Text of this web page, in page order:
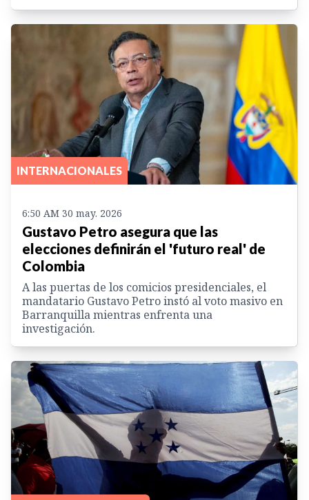
INTERNACIONALES
6:50 AM 30 may. 2026
Gustavo Petro asegura que las
elecciones definirán el 'futuro real' de
Colombia
A las puertas de los comicios presidenciales, el
mandatario Gustavo Petro instó al voto masivo en
Barranquilla mientras enfrenta una
investigación.